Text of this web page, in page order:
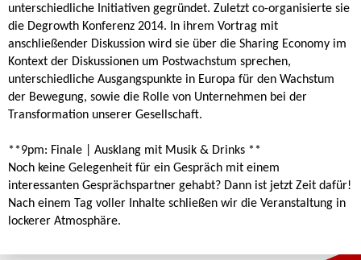
unterschiedliche Initiativen gegründet. Zuletzt co-organisierte sie
die Degrowth Konferenz 2014. In ihrem Vortrag mit
anschließender Diskussion wird sie über die Sharing Economy im
Kontext der Diskussionen um Postwachstum sprechen,
unterschiedliche Ausgangspunkte in Europa für den Wachstum
der Bewegung, sowie die Rolle von Unternehmen bei der
Transformation unserer Gesellschaft.
**9pm: Finale | Ausklang mit Musik & Drinks **
Noch keine Gelegenheit für ein Gespräch mit einem
interessanten Gesprächspartner gehabt? Dann ist jetzt Zeit dafür!
Nach einem Tag voller Inhalte schließen wir die Veranstaltung in
lockerer Atmosphäre.